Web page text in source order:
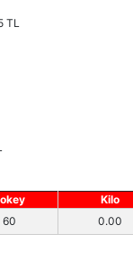
TL
Kilo
60 0.00